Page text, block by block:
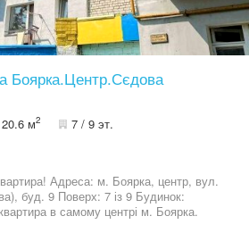
Боярка.Центр.Сєдова
20.6 м2 7 / 9 эт.
Адреса: м. Боярка, центр, вул.
буд. 9 Поверх: 7 із 9 Будинок:
в самому центрі м. Боярка.